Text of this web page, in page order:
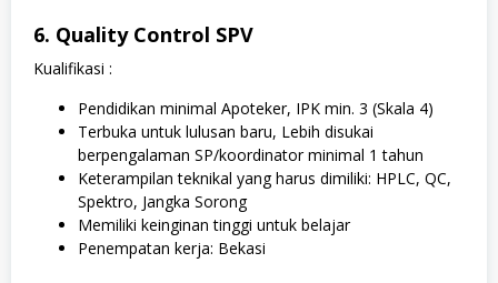
6. Quality Control SPV
Kualifikasi :
Pendidikan minimal Apoteker, IPK min. 3 (Skala 4)
Terbuka untuk lulusan baru, Lebih disukai
berpengalaman SP/koordinator minimal 1 tahun
Keterampilan teknikal yang harus dimiliki: HPLC, QC,
Spektro, Jangka Sorong
Memiliki keinginan tinggi untuk belajar
Penempatan kerja: Bekasi